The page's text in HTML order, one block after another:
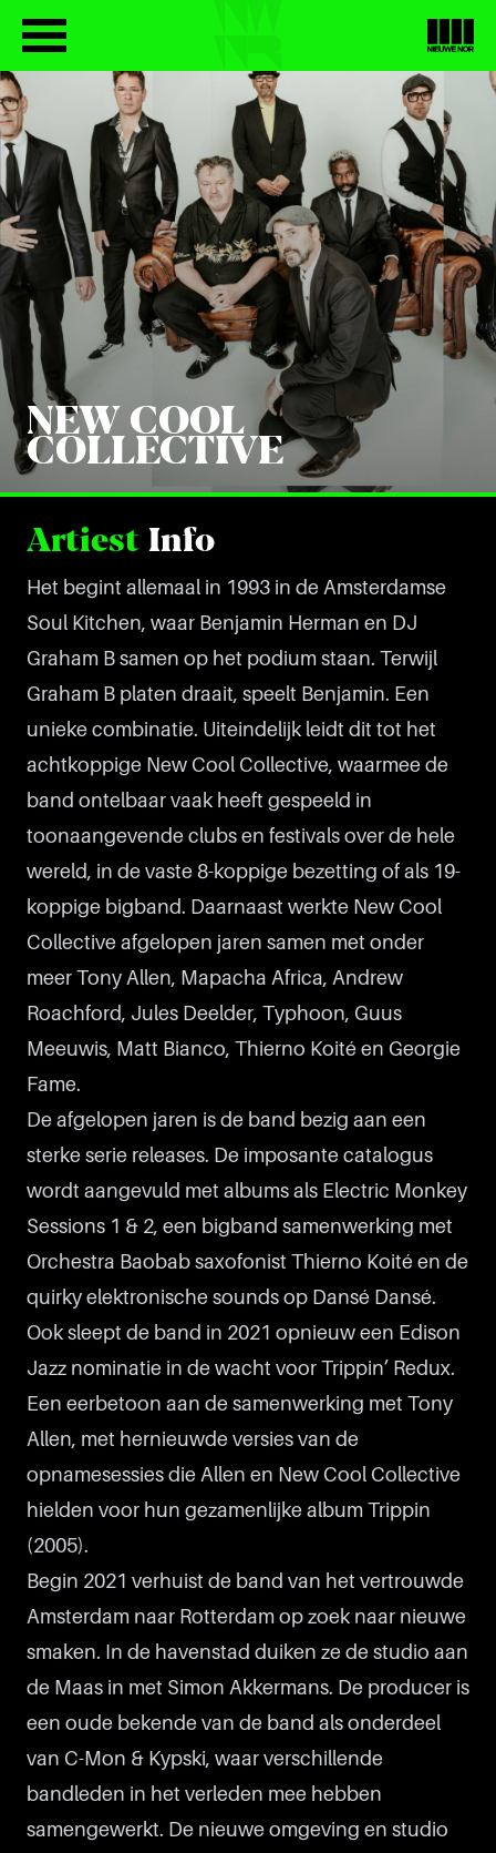
NEW COOL
COLLECTIVE
Artiest Info
Het begint allemaal in 1993 in de Amsterdamse
Soul Kitchen, waar Benjamin Herman en DJ
Graham B samen op het podium staan. Terwijl
Graham B platen draait, speelt Benjamin. Een
unieke combinatie. Uiteindelijk leidt dit tot het
achtkoppige New Cool Collective, waarmee de
band ontelbaar vaak heeft gespeeld in
toonaangevende clubs en festivals over de hele
wereld, in de vaste 8-koppige bezetting of als 19-
koppige bigband. Daarnaast werkte New Cool
Collective afgelopen jaren samen met onder
meer Tony Allen, Mapacha Africa, Andrew
Roachford, Jules Deelder, Typhoon, Guus
Meeuwis, Matt Bianco, Thierno Koité en Georgie
Fame.
De afgelopen jaren is de band bezig aan een
sterke serie releases. De imposante catalogus
wordt aangevuld met albums als Electric Monkey
Sessions 1 & 2, een bigband samenwerking met
Orchestra Baobab saxofonist Thierno Koité en de
quirky elektronische sounds op Dansé Dansé.
Ook sleept de band in 2021 opnieuw een Edison
Jazz nominatie in de wacht voor Trippin’ Redux.
Een eerbetoon aan de samenwerking met Tony
Allen, met hernieuwde versies van de
opnamesessies die Allen en New Cool Collective
hielden voor hun gezamenlijke album Trippin
(2005).
Begin 2021 verhuist de band van het vertrouwde
Amsterdam naar Rotterdam op zoek naar nieuwe
smaken. In de havenstad duiken ze de studio aan
de Maas in met Simon Akkermans. De producer is
een oude bekende van de band als onderdeel
van C-Mon & Kypski, waar verschillende
bandleden in het verleden mee hebben
samengewerkt. De nieuwe omgeving en studio